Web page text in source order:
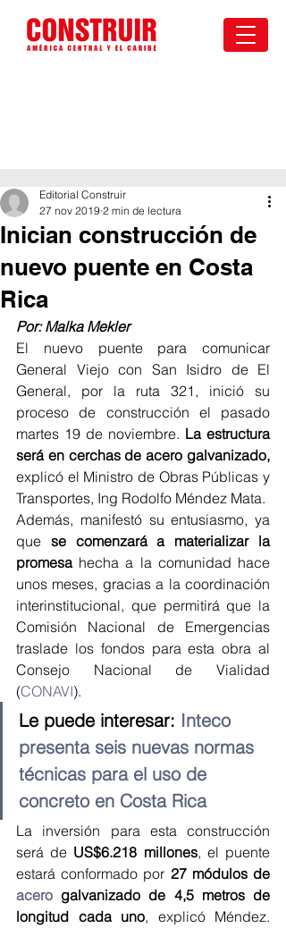
Inician construcción de
nuevo puente en Costa
Rica
Editorial Construir
27 nov 2019 2 min de lectura
Por: Malka Mekler
El nuevo puente para comunicar
General Viejo con San Isidro de El
General, por la ruta 321, inició su
proceso de construcción el pasado
martes 19 de noviembre. La estructura
será en cerchas de acero galvanizado,
explicó el Ministro de Obras Públicas y
Transportes, Ing Rodolfo Méndez Mata.
Además, manifestó su entusiasmo, ya
que se comenzará a materializar la
promesa hecha a la comunidad hace
unos meses, gracias a la coordinación
interinstitucional, que permitirá que la
Comisión Nacional de Emergencias
traslade los fondos para esta obra al
Consejo Nacional de Vialidad
(CONAVI).
Le puede interesar: Inteco
presenta seis nuevas normas
técnicas para el uso de
concreto en Costa Rica
La inversión para esta construcción
será de US$6.218 millones, el puente
estará conformado por
acero galvanizado de 4,5 metros de
longitud cada uno, explicó Méndez.